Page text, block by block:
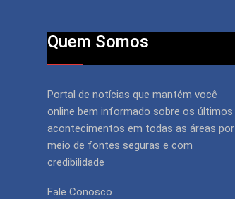
Quem Somos
Portal de notícias que mantém você
online bem informado sobre os últimos
acontecimentos em todas as áreas por
meio de fontes seguras e com
credibilidade
Fale Conosco